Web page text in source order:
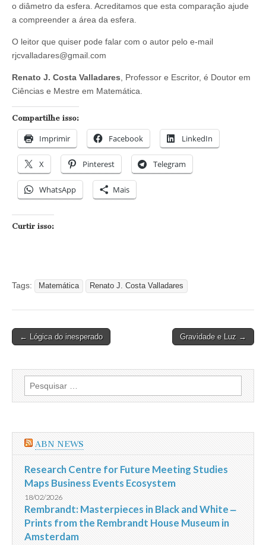
o diâmetro da esfera. Acreditamos que esta comparação ajude
a compreender a área da esfera.
O leitor que quiser pode falar com o autor pelo e-mail
rjcvalladares@gmail.com
Renato J. Costa Valladares , Professor e Escritor, é Doutor em
Ciências e Mestre em Matemática.
Compartilhe isso:
Imprimir Facebook LinkedIn
X Pinterest Telegram
WhatsApp Mais
Curtir isso:
Tags: Matemática Renato J. Costa Valladares
Post← Lógica do inesperado Gravidade e Luz →
Pesquisar
por:
ABN NEWS
Research Centre for Future Meeting Studies
Maps Business Events Ecosystem
18/02/2026
Rembrandt: Masterpieces in Black and White ‒
Prints from the Rembrandt House Museum in
Amsterdam